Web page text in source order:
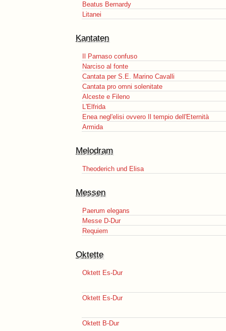
Beatus Bernardy
Litanei
Kantaten
Il Parnaso confuso
Narciso al fonte
Cantata per S.E. Marino Cavalli
Cantata pro omni solenitate
Alceste e Fileno
L'Elfrida
Enea negl'elisi ovvero Il tempio dell'Eternità
Armida
Melodram
Theoderich und Elisa
Messen
Paerum elegans
Messe D-Dur
Requiem
Oktette
Oktett Es-Dur
Oktett Es-Dur
Oktett B-Dur